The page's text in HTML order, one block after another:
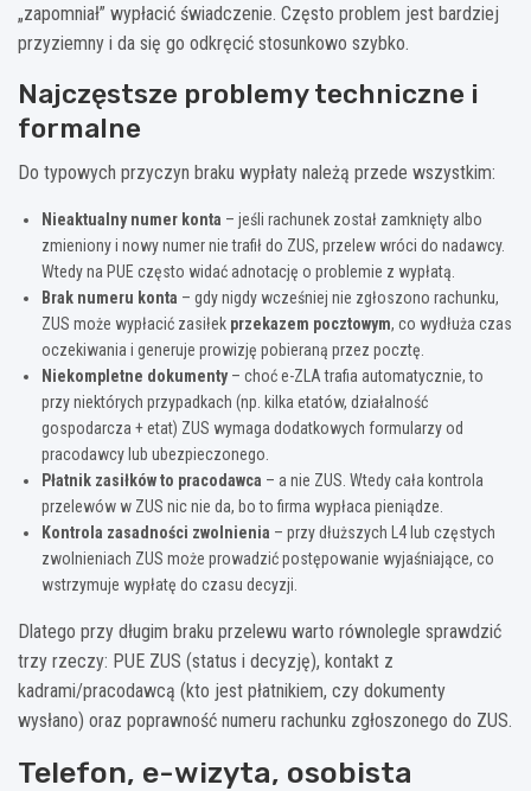
„zapomniał” wypłacić świadczenie. Często problem jest bardziej
przyziemny i da się go odkręcić stosunkowo szybko.
Najczęstsze problemy techniczne i
formalne
Do typowych przyczyn braku wypłaty należą przede wszystkim:
Nieaktualny numer konta – jeśli rachunek został zamknięty albo
zmieniony i nowy numer nie trafił do ZUS, przelew wróci do nadawcy.
Wtedy na PUE często widać adnotację o problemie z wypłatą.
Brak numeru konta – gdy nigdy wcześniej nie zgłoszono rachunku,
ZUS może wypłacić zasiłek przekazem pocztowym, co wydłuża czas
oczekiwania i generuje prowizję pobieraną przez pocztę.
Niekompletne dokumenty– choć e-ZLA trafia automatycznie, to
przy niektórych przypadkach (np. kilka etatów, działalność
gospodarcza + etat) ZUS wymaga dodatkowych formularzy od
pracodawcy lub ubezpieczonego.
Płatnik zasiłków to pracodawca – a nie ZUS. Wtedy cała kontrola
przelewów w ZUS nic nie da, bo to firma wypłaca pieniądze.
Kontrola zasadności zwolnienia – przy dłuższych L4 lub częstych
zwolnieniach ZUS może prowadzić postępowanie wyjaśniające, co
wstrzymuje wypłatę do czasu decyzji.
Dlatego przy długim braku przelewu warto równolegle sprawdzić
trzy rzeczy: PUE ZUS (status i decyzję), kontakt z
kadrami/pracodawcą (kto jest płatnikiem, czy dokumenty
wysłano) oraz poprawność numeru rachunku zgłoszonego do ZUS.
Telefon, e-wizyta, osobista